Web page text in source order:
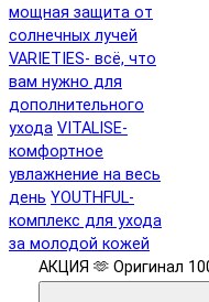
мощная защита от
солнечных лучей
VARIETIES- всё, что
вам нужно для
дополнительного
ухода VITALISE-
комфортное
увлажнение на весь
день YOUTHFUL-
комплекс для ухода
за молодой кожей
АКЦИЯ 🫶 Оригинал